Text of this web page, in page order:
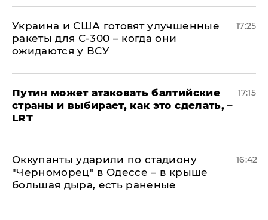
Украина и США готовят улучшенные
ракеты для С-300 – когда они
ожидаются у ВСУ
17:25
Путин может атаковать балтийские
страны и выбирает, как это сделать, –
LRT
17:15
Оккупанты ударили по стадиону
"Черноморец" в Одессе – в крыше
большая дыра, есть раненые
16:42